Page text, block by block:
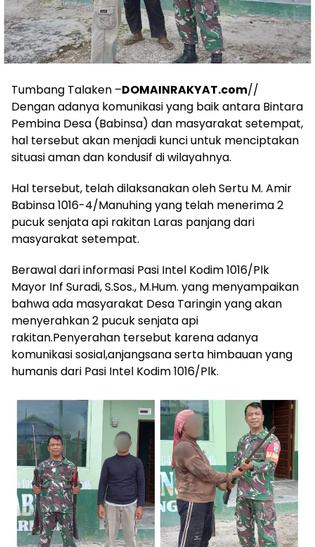
Tumbang Talaken –DOMAINRAKYAT.com//
Dengan adanya komunikasi yang baik antara Bintara
Pembina Desa (Babinsa) dan masyarakat setempat,
hal tersebut akan menjadi kunci untuk menciptakan
situasi aman dan kondusif di wilayahnya.
Hal tersebut, telah dilaksanakan oleh Sertu M. Amir
Babinsa 1016-4/Manuhing yang telah menerima 2
pucuk senjata api rakitan Laras panjang dari
masyarakat setempat.
Berawal dari informasi Pasi Intel Kodim 1016/Plk
Mayor Inf Suradi, S.Sos., M.Hum. yang menyampaikan
bahwa ada masyarakat Desa Taringin yang akan
menyerahkan 2 pucuk senjata api
rakitan.Penyerahan tersebut karena adanya
komunikasi sosial,anjangsana serta himbauan yang
humanis dari Pasi Intel Kodim 1016/Plk.